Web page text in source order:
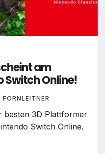
am
Switch Online!
besten 3D Plattformer
Switch Online.